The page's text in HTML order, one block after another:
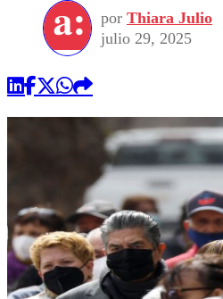
Torneo
Torneo Nacional
Internacional
Nacional
Programas
Comercial
por Thiara Julio
julio 29, 2025